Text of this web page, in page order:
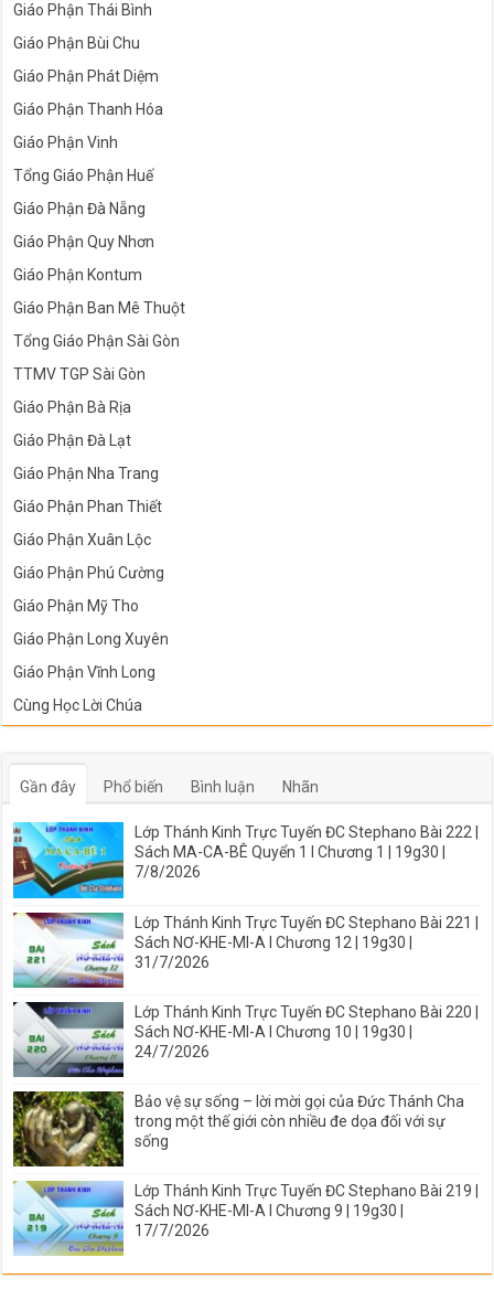
Giáo Phận Thái Bình
Giáo Phận Bùi Chu
Giáo Phận Phát Diệm
Giáo Phận Thanh Hóa
Giáo Phận Vinh
Tổng Giáo Phận Huế
Giáo Phận Đà Nẵng
Giáo Phận Quy Nhơn
Giáo Phận Kontum
Giáo Phận Ban Mê Thuột
Tổng Giáo Phận Sài Gòn
TTMV TGP Sài Gòn
Giáo Phận Bà Rịa
Giáo Phận Đà Lạt
Giáo Phận Nha Trang
Giáo Phận Phan Thiết
Giáo Phận Xuân Lộc
Giáo Phận Phú Cường
Giáo Phận Mỹ Tho
Giáo Phận Long Xuyên
Giáo Phận Vĩnh Long
Cùng Học Lời Chúa
Gần đây Phổ biến Bình luận Nhãn
Lớp Thánh Kinh Trực Tuyến ĐC Stephano Bài 222 |
Sách MA-CA-BÊ Quyển 1 I Chương 1 | 19g30 |
7/8/2026
Lớp Thánh Kinh Trực Tuyến ĐC Stephano Bài 221 |
Sách NƠ-KHE-MI-A I Chương 12 | 19g30 |
31/7/2026
Lớp Thánh Kinh Trực Tuyến ĐC Stephano Bài 220 |
Sách NƠ-KHE-MI-A I Chương 10 | 19g30 |
24/7/2026
Bảo vệ sự sống – lời mời gọi của Đức Thánh Cha
trong một thế giới còn nhiều đe dọa đối với sự
sống
Lớp Thánh Kinh Trực Tuyến ĐC Stephano Bài 219 |
Sách NƠ-KHE-MI-A I Chương 9 | 19g30 |
17/7/2026